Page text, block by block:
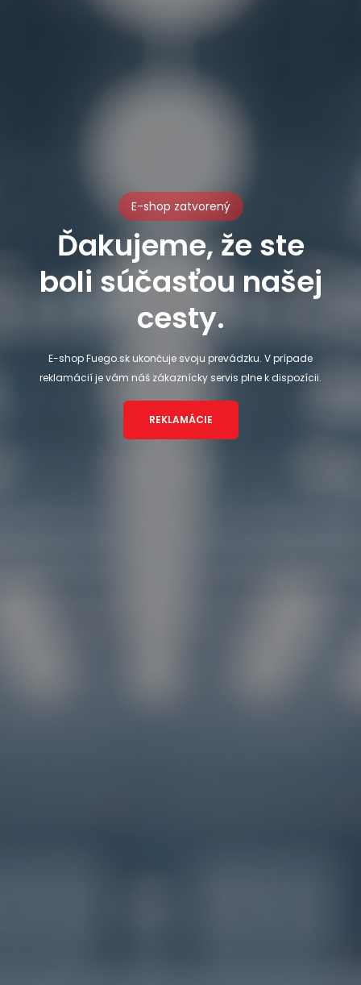
E-shop zatvorený
Ďakujeme, že ste
boli súčasťou našej
cesty.
E-shop Fuego.sk ukončuje svoju prevádzku. V prípade
reklamácií je vám náš zákaznícky servis plne k dispozícii.
REKLAMÁCIE